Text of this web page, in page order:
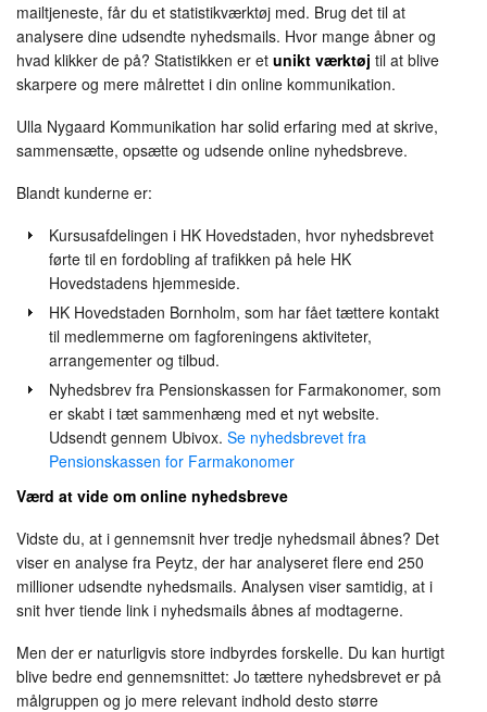
mailtjeneste, får du et statistikværktøj med. Brug det til at
analysere dine udsendte nyhedsmails. Hvor mange åbner og
hvad klikker de på? Statistikken er et unikt værktøj til at blive
skarpere og mere målrettet i din online kommunikation.
Ulla Nygaard Kommunikation har solid erfaring med at skrive,
sammensætte, opsætte og udsende online nyhedsbreve.
Blandt kunderne er:
Kursusafdelingen i HK Hovedstaden, hvor nyhedsbrevet
førte til en fordobling af trafikken på hele HK
Hovedstadens hjemmeside.
HK Hovedstaden Bornholm, som har fået tættere kontakt
til medlemmerne om fagforeningens aktiviteter,
arrangementer og tilbud.
Nyhedsbrev fra Pensionskassen for Farmakonomer, som
er skabt i tæt sammenhæng med et nyt website.
Udsendt gennem Ubivox. Se nyhedsbrevet fra
Pensionskassen for Farmakonomer
Værd at vide om online nyhedsbreve
Vidste du, at i gennemsnit hver tredje nyhedsmail åbnes? Det
viser en analyse fra Peytz, der har analyseret flere end 250
millioner udsendte nyhedsmails. Analysen viser samtidig, at i
snit hver tiende link i nyhedsmails åbnes af modtagerne.
Men der er naturligvis store indbyrdes forskelle. Du kan hurtigt
blive bedre end gennemsnittet: Jo tættere nyhedsbrevet er på
målgruppen og jo mere relevant indhold desto større